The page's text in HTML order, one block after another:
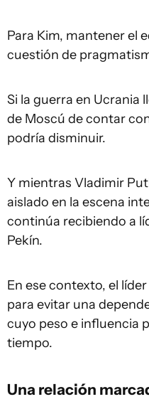
Para Kim, mantener el
cuestión de
Si la guerra en Ucrania
de Moscú de contar
podría disminuir.
Y mientras Vladimir
aislado en la escena
continúa recibiendo a
Pekín.
En ese contexto, el
para evitar una
cuyo peso e influencia
tiempo.
Una relación